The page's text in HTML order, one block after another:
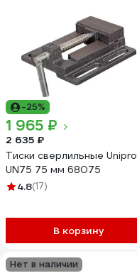
-25%
1 965 ₽
2 635 ₽
Тиски сверлильные Unipro
UN75 75 мм 68075
4.8(17)
В корзину
Нет в наличии